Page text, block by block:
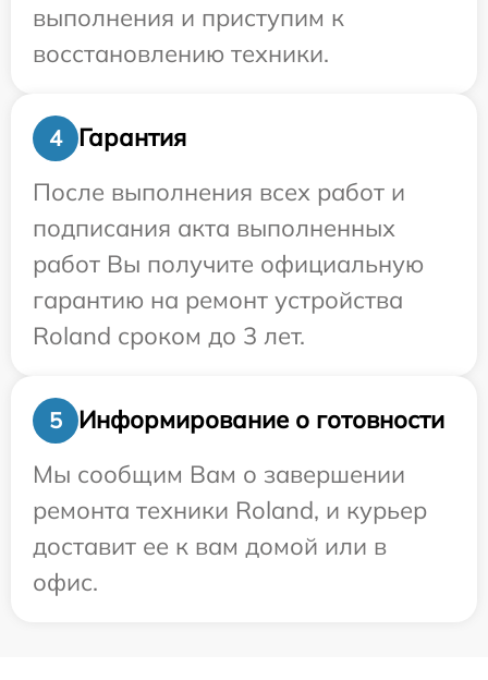
выполнения и приступим к
восстановлению техники.
4
Гарантия
После выполнения всех работ и
подписания акта выполненных
работ Вы получите официальную
гарантию на ремонт устройства
Roland сроком до 3 лет.
5
Информирование о готовности
Мы сообщим Вам о завершении
ремонта техники Roland, и курьер
доставит ее к вам домой или в
офис.